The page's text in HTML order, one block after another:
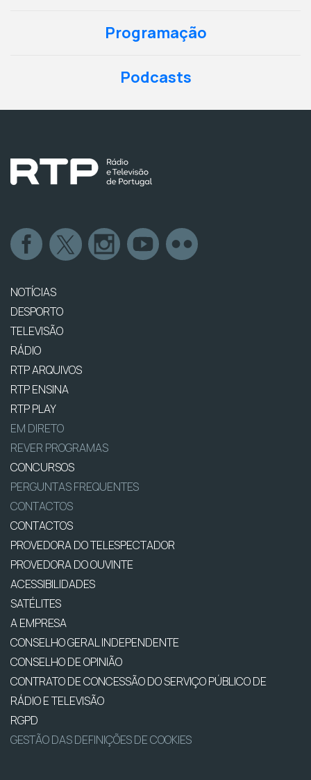
Programação
Podcasts
NOTÍCIAS
DESPORTO
TELEVISÃO
RÁDIO
RTP ARQUIVOS
RTP ENSINA
RTP PLAY
EM DIRETO
REVER PROGRAMAS
CONCURSOS
PERGUNTAS FREQUENTES
CONTACTOS
CONTACTOS
PROVEDORA DO TELESPECTADOR
PROVEDORA DO OUVINTE
ACESSIBILIDADES
SATÉLITES
A EMPRESA
CONSELHO GERAL INDEPENDENTE
CONSELHO DE OPINIÃO
CONTRATO DE CONCESSÃO DO SERVIÇO PÚBLICO DE
RÁDIO E TELEVISÃO
RGPD
GESTÃO DAS DEFINIÇÕES DE COOKIES